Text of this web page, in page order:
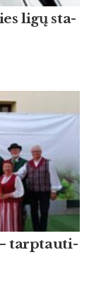
ligų sta­
– tarp­tau­ti­